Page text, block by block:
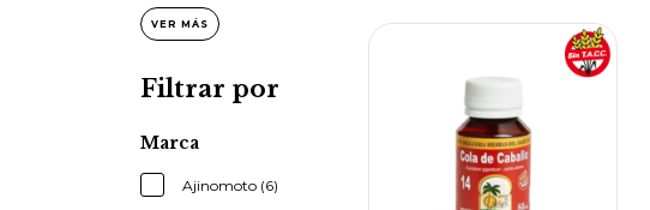
VER MÁS
Filtrar por
Marca
Ajinomoto (6)